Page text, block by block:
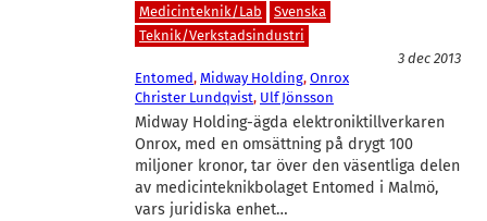
Medicinteknik/Lab
Svenska
Teknik/Verkstadsindustri
3 dec 2013
Entomed, Midway Holding, Onrox
Christer Lundqvist, Ulf Jönsson
Midway Holding-ägda elektroniktillverkaren
Onrox, med en omsättning på drygt 100
miljoner kronor, tar över den väsentliga delen
av medicinteknikbolaget Entomed i Malmö,
vars juridiska enhet…